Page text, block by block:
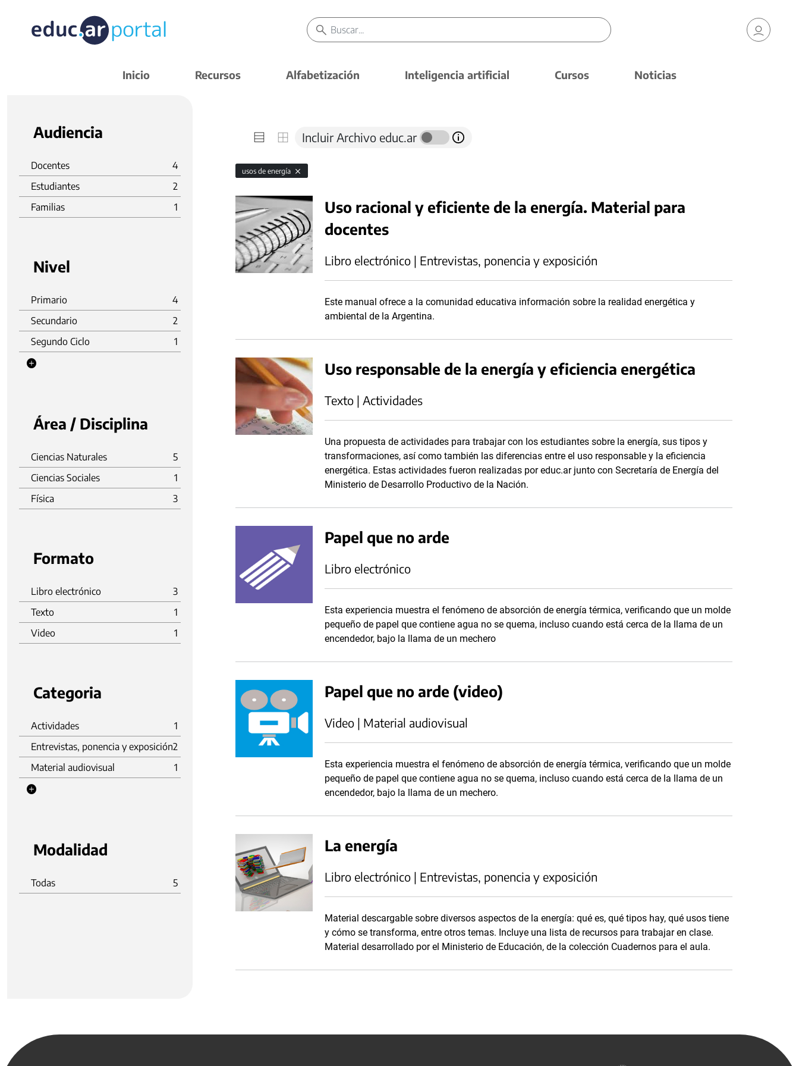
Inicio Recursos Alfabetización Inteligencia artificial Cursos Noticias
Audiencia
Docentes
4
Estudiantes
2
Familias
1
Nivel
Primario
4
Secundario
2
Segundo Ciclo
1
Área / Disciplina
Ciencias Naturales
5
Ciencias Sociales
1
Física
3
Formato
Libro electrónico
3
Texto
1
Video
1
Categoria
Actividades
1
Entrevistas, ponencia y exposición2
Material audiovisual
1
Modalidad
Todas 5
Incluir Archivo educ.ar
usos de energía
Uso racional y eficiente de la energía. Material para
docentes
Libro electrónico | Entrevistas, ponencia y exposición
Este manual ofrece a la comunidad educativa información sobre la realidad energética y
ambiental de la Argentina.
Uso responsable de la energía y eficiencia energética
Texto | Actividades
Una propuesta de actividades para trabajar con los estudiantes sobre la energía, sus tipos y
transformaciones, así como también las diferencias entre el uso responsable y la eficiencia
energética. Estas actividades fueron realizadas por educ.ar junto con Secretaría de Energía del
Ministerio de Desarrollo Productivo de la Nación.
Papel que no arde
Libro electrónico
Esta experiencia muestra el fenómeno de absorción de energía térmica, verificando que un molde
pequeño de papel que contiene agua no se quema, incluso cuando está cerca de la llama de un
encendedor, bajo la llama de un mechero
Papel que no arde (video)
Video | Material audiovisual
Esta experiencia muestra el fenómeno de absorción de energía térmica, verificando que un molde
pequeño de papel que contiene agua no se quema, incluso cuando está cerca de la llama de un
encendedor, bajo la llama de un mechero.
La energía
Libro electrónico | Entrevistas, ponencia y exposición
Material descargable sobre diversos aspectos de la energía: qué es, qué tipos hay, qué usos tiene
y cómo se transforma, entre otros temas. Incluye una lista de recursos para trabajar en clase.
Material desarrollado por el Ministerio de Educación, de la colección Cuadernos para el aula.